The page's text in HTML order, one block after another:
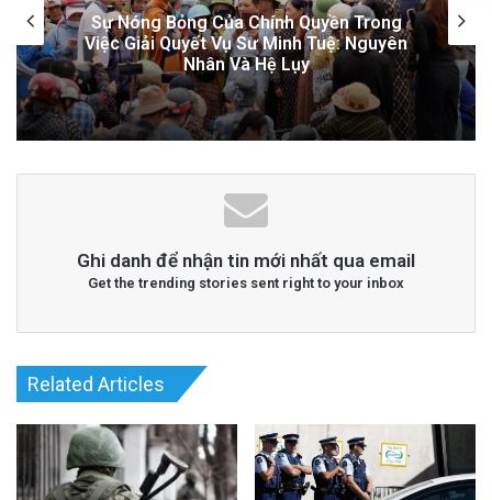
Livestream Của Bà Nguyễn Phương Hằng!
20 hours ago
Hai hành động nối tiếp này không chỉ là sự
chính trị đáng để đặt dấu hỏi lớn: Liệu chiến
lược đối ngoại của Việt Nam đang đi theo định
hướng nguyên tắc “cây tre”, hay đang ngày
quyền lực như con rắn nhiều đầu?
Chủ trương đối ngoại “cây tre” – mềm mại, linh
hoạt nhưng kiên định – từng được truyền
thông nhà nước Việt Nam tô vẽ như một hình
Công an Siết Chặt Quản Lý Người Dùng
Mạng Xã Hội: Nhận Diện ‘Phản Động’
Theo Quan Điểm Đảng Cộng Sản Việt
Nam
Ghi danh để nhận tin mới nhất qua email
Get the trending stories sent right to your inbox
Related Articles